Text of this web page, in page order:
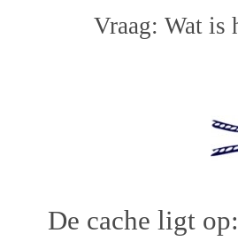
Vraag: Wat is
De cache ligt op: